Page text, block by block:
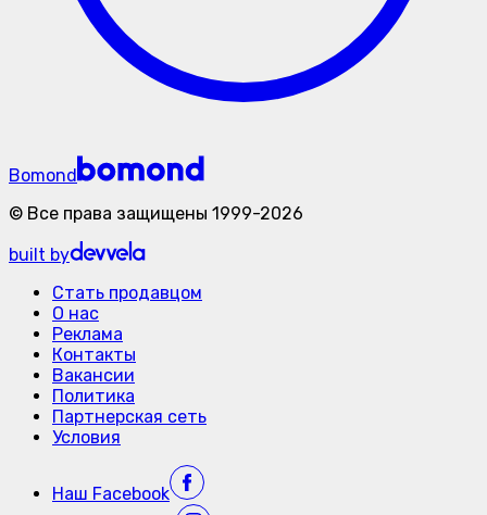
Bomond
© Все права защищены 1999-2026
built by
Стать продавцом
О нас
Реклама
Контакты
Вакансии
Политика
Партнерская сеть
Условия
Наш Facebook